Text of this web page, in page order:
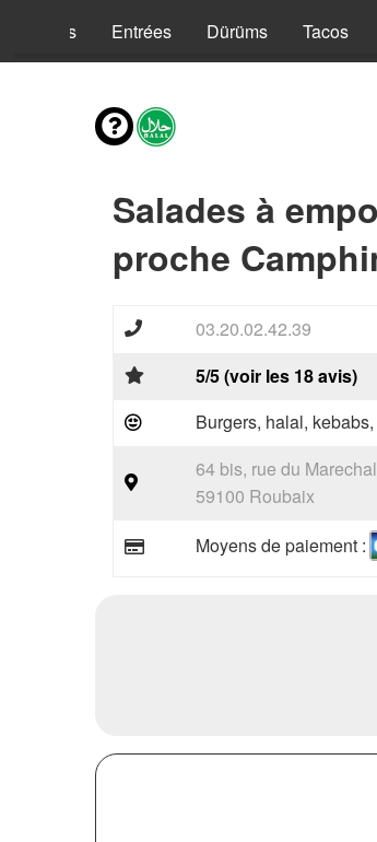
Kebabs Entrées Dürüms Tacos
Salades à
proche
03.20.02.42.39
5/5 (voir les 18 avis)
Burgers, halal,
64 bis, rue du
59100 Roubaix
Moyens de paiement :